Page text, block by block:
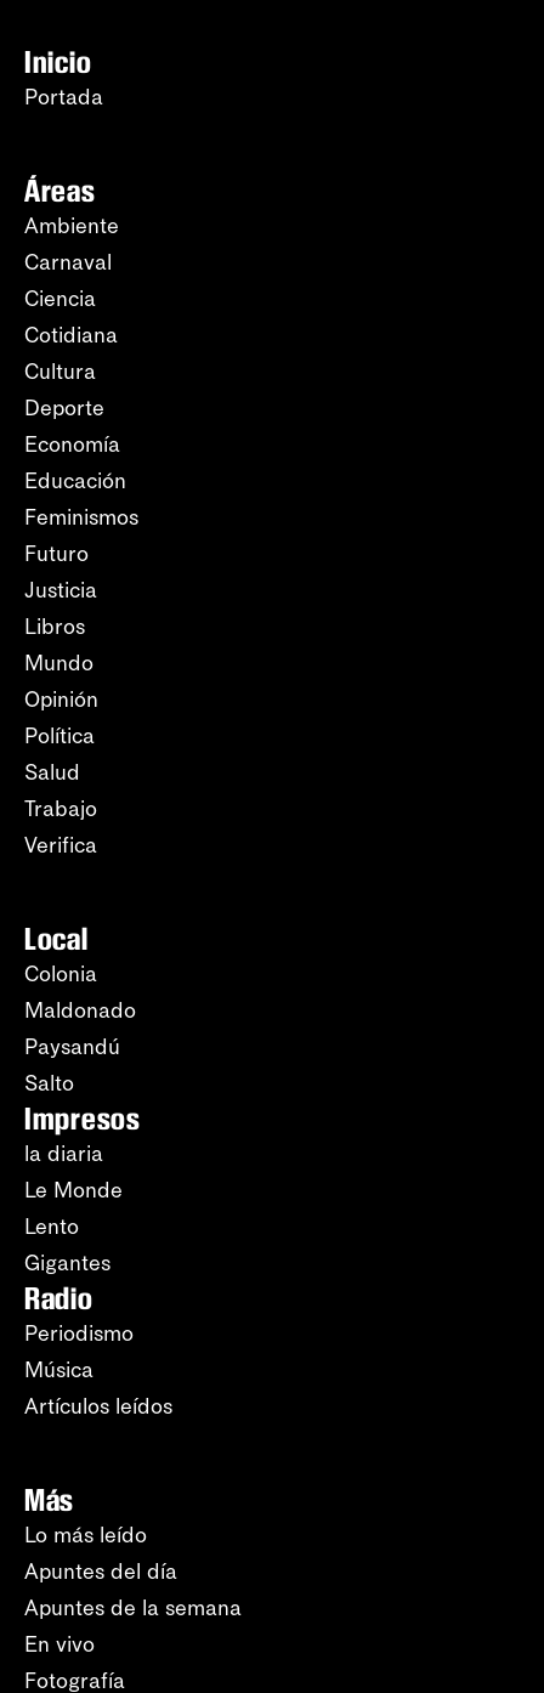
Inicio
Portada
Áreas
Ambiente
Carnaval
Ciencia
Cotidiana
Cultura
Deporte
Economía
Educación
Feminismos
Futuro
Justicia
Libros
Mundo
Opinión
Política
Salud
Trabajo
Verifica
Local
Colonia
Maldonado
Paysandú
Salto
Impresos
la diaria
Le Monde
Lento
Gigantes
Radio
Periodismo
Música
Artículos leídos
Más
Lo más leído
Apuntes del día
Apuntes de la semana
En vivo
Fotografía